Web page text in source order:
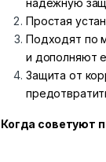
Простая
Подходят по
и дополняют
Защита от
Когда советуют